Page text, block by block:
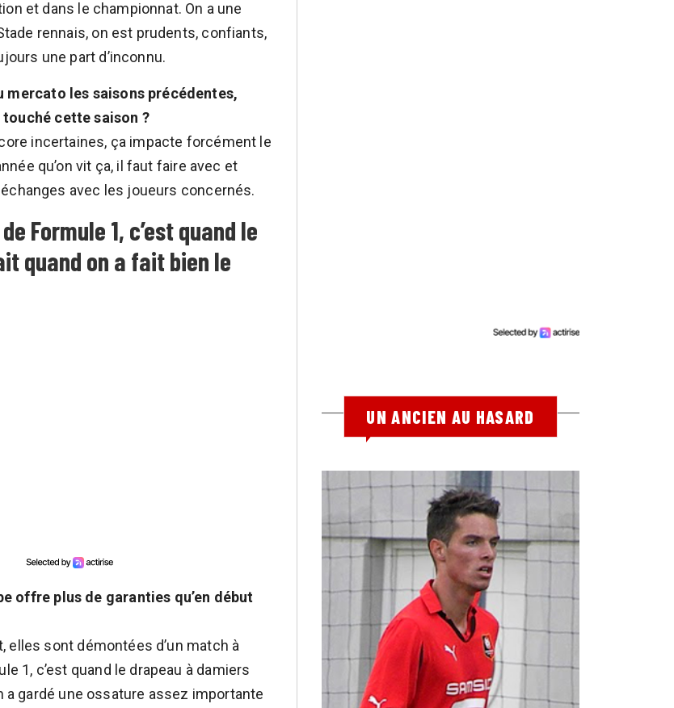
et dans le championnat. On a une
rennais, on est prudents, confiants,
une part d’inconnu.
mercato les saisons précédentes,
cette saison ?
incertaines, ça impacte forcément le
qu’on vit ça, il faut faire avec et
avec les joueurs concernés.
Formule 1, c’est quand le
quand on a fait bien le
offre plus de garanties qu’en début
elles sont démontées d’un match à
1, c’est quand le drapeau à damiers
a gardé une ossature assez importante
UN ANCIEN AU HASARD